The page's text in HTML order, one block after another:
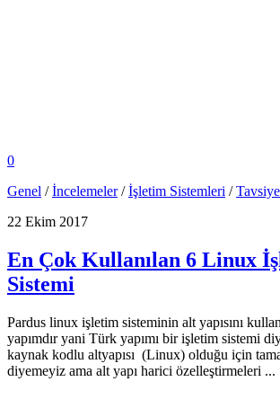
0
Genel /İncelemeler/İşletim Sistemleri /
22 Ekim 2017
En Çok Kullanılan 6 Linux
Sistemi
Pardus linux işletim sisteminin alt yapısını
yapımdır yani Türk yapımı bir işletim sistemi
kaynak kodlu altyapısı (Linux) olduğu için
diyemeyiz ama alt yapı harici özelleştirmeleri ...